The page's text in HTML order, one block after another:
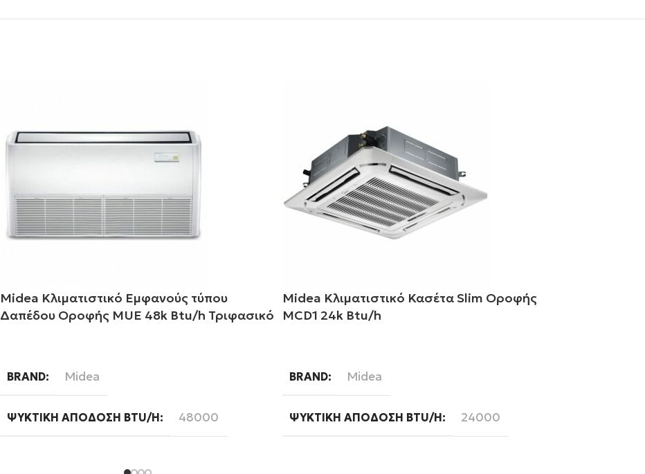
Midea Κλιματιστικό Εμφανούς τύπου
Δαπέδου Οροφής MUE 48k Btu/h Τριφασικό
BRAND Midea
ΨΥΚΤΙΚΉ ΑΠΌΔΟΣΗ BTU/H 48000
Midea Κλιματιστικό Κασέτα Slim Οροφής
MCD1 24k Btu/h
BRAND Midea
ΨΥΚΤΙΚΉ ΑΠΌΔΟΣΗ BTU/H 24000